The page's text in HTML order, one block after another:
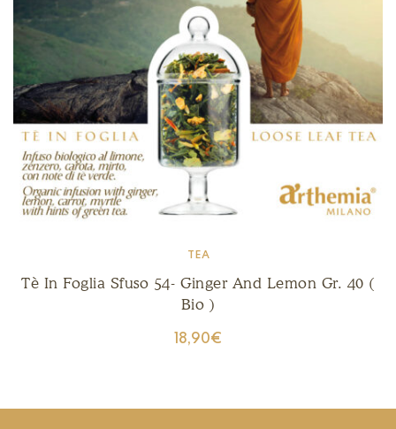
TEA
Tè In Foglia Sfuso 54- Ginger And Lemon Gr. 40 (
Bio )
18,90€